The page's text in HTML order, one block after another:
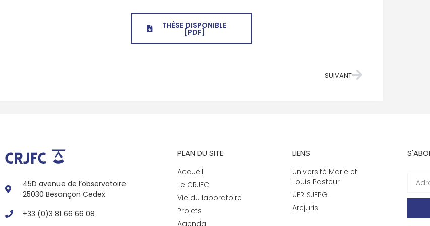
THÈSE DISPONIBLE
[PDF]
SUIVANT
45D avenue de l’observatoire
25030 Besançon Cedex
+33 (0)3 81 66 66 08
PLAN DU SITE
Accueil
Le CRJFC
Vie du laboratoire
Projets
Agenda
LIENS
Université Marie et
Louis Pasteur
UFR SJEPG
Arcjuris